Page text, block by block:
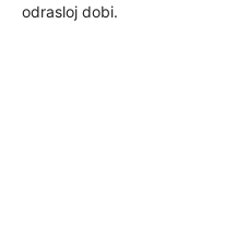
odrasloj dobi.